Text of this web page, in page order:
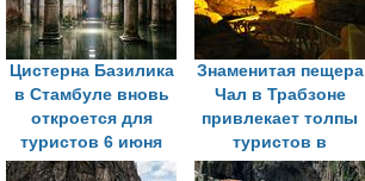
Цистерна Базилика
в Стамбуле вновь
откроется для
туристов 6 июня
Знаменитая пещера
Чал в Трабзоне
привлекает толпы
туристов в
праздничные дни